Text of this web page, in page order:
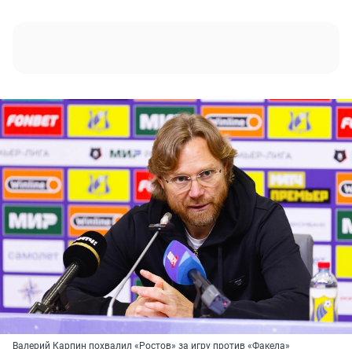
Валерий Карпин похвалил «Ростов» за игру против «Факела»